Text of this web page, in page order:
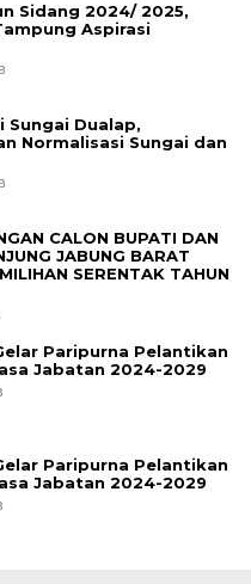
Sidang 2024/ 2025,
Aspirasi
Sungai Dualap,
Normalisasi Sungai dan
CALON BUPATI DAN
JABUNG BARAT
SERENTAK TAHUN
Paripurna Pelantikan
Jabatan 2024-2029
Paripurna Pelantikan
Jabatan 2024-2029